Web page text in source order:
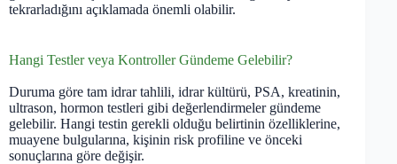
tekrarladığını açıklamada önemli olabilir.
Hangi Testler veya Kontroller Gündeme Gelebilir?
Duruma göre tam idrar tahlili, idrar kültürü, PSA, kreatinin,
ultrason, hormon testleri gibi değerlendirmeler gündeme
gelebilir. Hangi testin gerekli olduğu belirtinin özelliklerine,
muayene bulgularına, kişinin risk profiline ve önceki
sonuçlarına göre değişir.